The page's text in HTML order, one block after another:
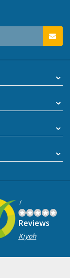
/
Reviews
Kiyoh